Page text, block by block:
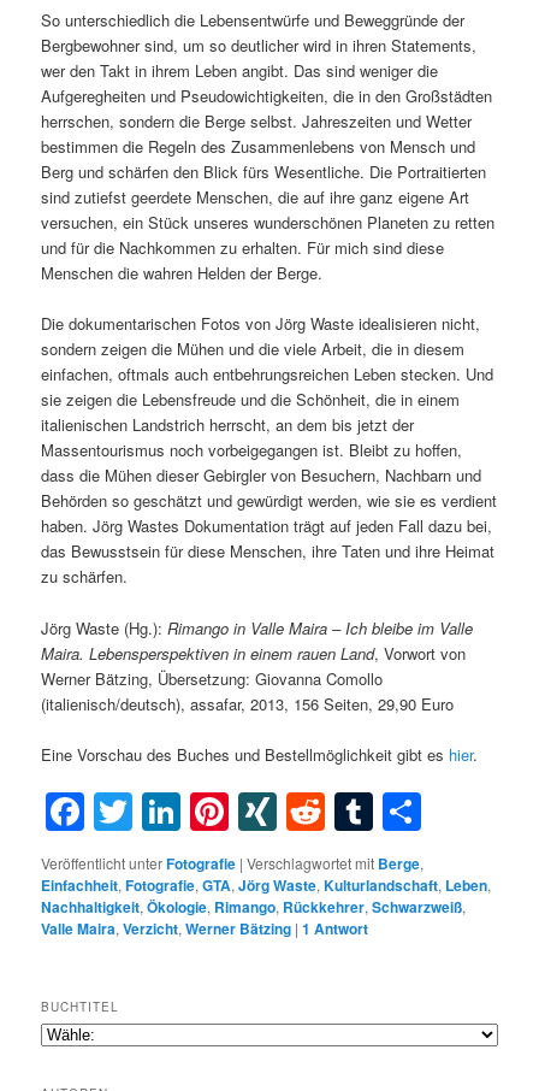
So unterschiedlich die Lebensentwürfe und Beweggründe der
Bergbewohner sind, um so deutlicher wird in ihren Statements,
wer den Takt in ihrem Leben angibt. Das sind weniger die
Aufgeregheiten und Pseudowichtigkeiten, die in den Großstädten
herrschen, sondern die Berge selbst. Jahreszeiten und Wetter
bestimmen die Regeln des Zusammenlebens von Mensch und
Berg und schärfen den Blick fürs Wesentliche. Die Portraitierten
sind zutiefst geerdete Menschen, die auf ihre ganz eigene Art
versuchen, ein Stück unseres wunderschönen Planeten zu retten
und für die Nachkommen zu erhalten. Für mich sind diese
Menschen die wahren Helden der Berge.
Die dokumentarischen Fotos von Jörg Waste idealisieren nicht,
sondern zeigen die Mühen und die viele Arbeit, die in diesem
einfachen, oftmals auch entbehrungsreichen Leben stecken. Und
sie zeigen die Lebensfreude und die Schönheit, die in einem
italienischen Landstrich herrscht, an dem bis jetzt der
Massentourismus noch vorbeigegangen ist. Bleibt zu hoffen,
dass die Mühen dieser Gebirgler von Besuchern, Nachbarn und
Behörden so geschätzt und gewürdigt werden, wie sie es verdient
haben. Jörg Wastes Dokumentation trägt auf jeden Fall dazu bei,
das Bewusstsein für diese Menschen, ihre Taten und ihre Heimat
zu schärfen.
Jörg Waste (Hg.):Rimango in Valle Maira – Ich bleibe im Valle
Maira. Lebensperspektiven in einem rauen Land, Vorwort von
Werner Bätzing, Übersetzung: Giovanna Comollo
(italienisch/deutsch), assafar, 2013, 156 Seiten, 29,90 Euro
Eine Vorschau des Buches und Bestellmöglichkeit gibt es hier.
Facebook
Twitter
LinkedIn
Pinterest
XINGRedditTumblr
Veröffentlicht unterFotografie |Verschlagwortet mit Berge,
Einfachheit,Fotografie,GTA,Jörg Waste,Kulturlandschaft, Leben,
Nachhaltigkeit,Ökologie, Rimango, Rückkehrer,Schwarzweiß,
Valle Maira,Verzicht,Werner Bätzing |1 Antwort
BUCHTITEL